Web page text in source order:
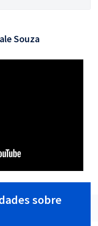
Souza
sobre